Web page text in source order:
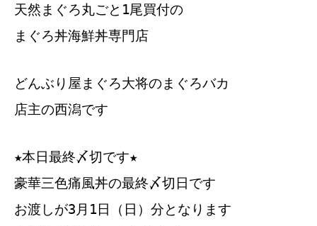
天然まぐろ丸ごと1尾買付の
まぐろ丼海鮮丼専門店
どんぶり屋まぐろ大将のまぐろバカ
店主の西潟です
★本日最終〆切です★
豪華三色痛風丼の最終〆切日です
お渡しが3月1日（日）分となります